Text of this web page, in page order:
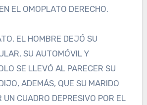
EL OMOPLATO DERECHO.
EL HOMBRE DEJÓ SU
SU AUTOMÓVIL Y
SE LLEVÓ AL PARECER SU
ADEMÁS, QUE SU MARIDO
UN CUADRO DEPRESIVO POR EL